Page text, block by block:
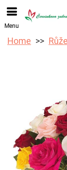
Objednávky
doručení
Menu
Home Růže